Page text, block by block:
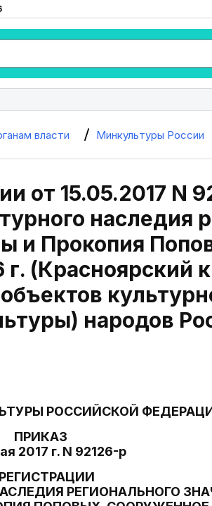
власти Минкультуры России
от 15.05.2017 N
наследия
и Прокопия
г. (Красноярский
народов
РОССИЙСКОЙ
ПРИКАЗ
2017 г. N 92126-р
РЕГИОНАЛЬНОГО